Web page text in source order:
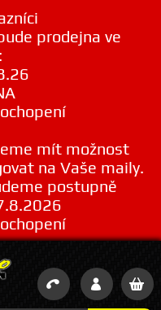
prodejna ve
mít možnost
na Vaše maily.
postupně